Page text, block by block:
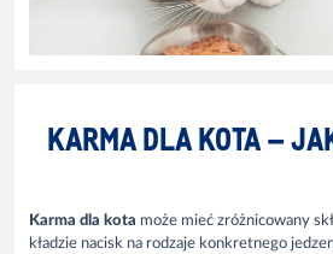
KARMA DLA KOTA –
Karma dla kota może mieć zróżnicowany
kładzie nacisk na rodzaje konkretnego